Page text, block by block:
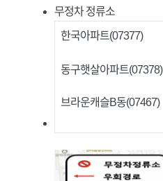
무정차 정류소
한국아파트(07377)
동구햇살아파트(07378)
브라운캐슬B동(07467)